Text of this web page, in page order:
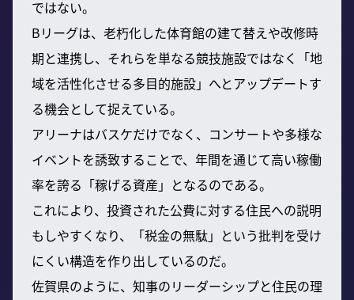
ではない。
Bリーグは、老朽化した体育館の建て替えや改修時
期と連携し、それらを単なる競技施設ではなく「地
域を活性化させる多目的施設」へとアップデートす
る機会として捉えている。
アリーナはバスケだけでなく、コンサートや多様な
イベントを誘致することで、年間を通じて高い稼働
率を誇る「稼げる資産」となるのである。
これにより、投資された公費に対する住民への説明
もしやすくなり、「税金の無駄」という批判を受け
にくい構造を作り出しているのだ。
佐賀県のように、知事のリーダーシップと住民の理